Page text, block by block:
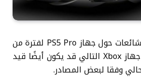
انتشرت العديد من الشائعات حول جهاز PS5 Pro لفترة من
الوقت، مما يعني أنَّ جهاز Xbox التالي قد يكون أيضًا قيد
وفقا لبعض المصادر.